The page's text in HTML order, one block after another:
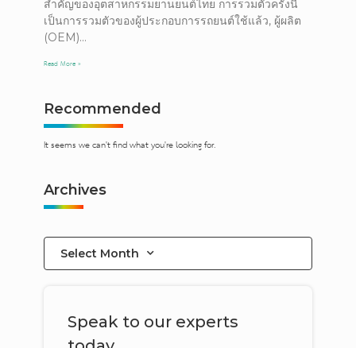
สำคัญของอุตสาหกรรมยานยนต์ไทย การรวมตัวครั้งนี้
เป็นการรวมตัวของผู้ประกอบการรถยนต์ใช้แล้ว, ผู้ผลิต
(OEM)
Read More »
Recommended
It seems we can't find what you're looking for.
Archives
Select Month
Speak to our experts